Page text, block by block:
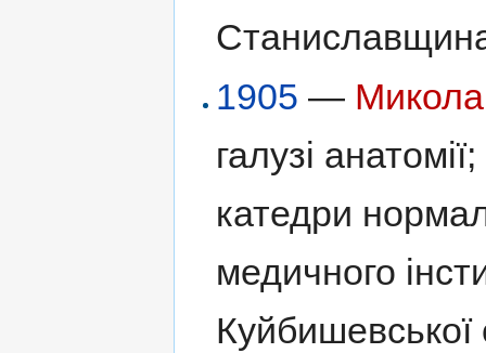
1905 —
галузі
катедри
медичного
Куйбишевської